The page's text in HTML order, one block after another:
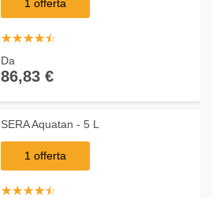
1 offerta
☆☆☆☆☆
★★★★★
Da
86,83 €
SERA Aquatan - 5 L
1 offerta
☆☆☆☆☆
★★★★★